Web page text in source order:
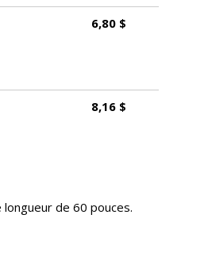
6,80 $
8,16 $
de 60 pouces.